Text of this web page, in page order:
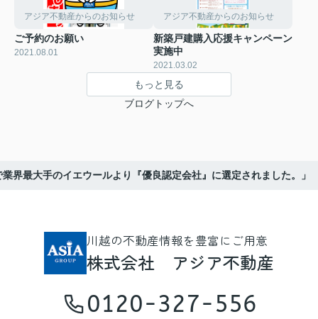
アジア不動産からのお知らせ
ご予約のお願い
2021.08.01
アジア不動産からのお知らせ
新築戸建購入応援キャンペーン
実施中
2021.03.02
もっと見る
ブログトップへ
界最大手のイエウールより『優良認定会社』に選定されました。」
川越の不動産情報を豊富にご用意
株式会社 アジア不動産
0120-327-556